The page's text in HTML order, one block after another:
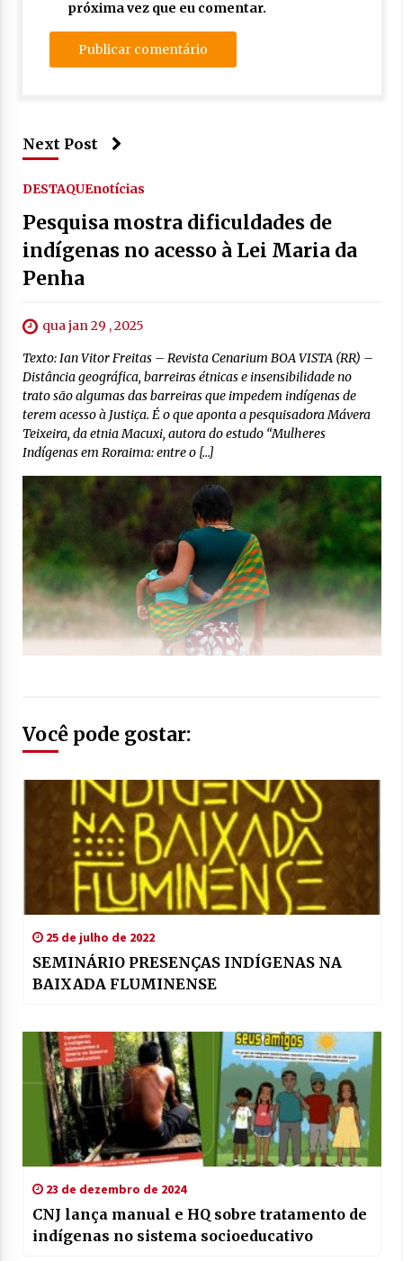
próxima vez que eu comentar.
Next Post
DESTAQUEnotícias
Pesquisa mostra dificuldades de
indígenas no acesso à Lei Maria da
Penha
qua jan 29 , 2025
Texto: Ian Vitor Freitas – Revista Cenarium BOA VISTA (RR) –
Distância geográfica, barreiras étnicas e insensibilidade no
trato são algumas das barreiras que impedem indígenas de
terem acesso à Justiça. É o que aponta a pesquisadora Mávera
Teixeira, da etnia Macuxi, autora do estudo “Mulheres
Indígenas em Roraima: entre o […]
Você pode gostar:
25 de julho de 2022
SEMINÁRIO PRESENÇAS INDÍGENAS NA
BAIXADA FLUMINENSE
23 de dezembro de 2024
CNJ lança manual e HQ sobre tratamento de
indígenas no sistema socioeducativo